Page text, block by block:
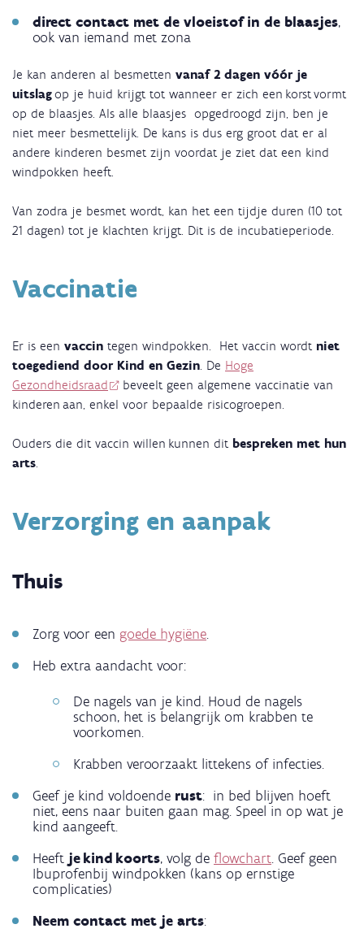
direct contact met de vloeistof in de blaasjes,
ook van iemand met zona
Je kan anderen al besmetten vanaf 2 dagen vóór je
uitslagop je huid krijgt tot wanneer er zich een korst vormt
op de blaasjes. Als alle blaasjes opgedroogd zijn, ben je
niet meer besmettelijk. De kans is dus erg groot dat er al
andere kinderen besmet zijn voordat je ziet dat een kind
windpokken heeft.
Van zodra je besmet wordt, kan het een tijdje duren (10 tot
21 dagen) tot je klachten krijgt. Dit is de incubatieperiode.
Vaccinatie
Er is een vaccin tegen windpokken. Het vaccin wordt niet
toegediend door Kind en Gezin . De Hoge
Gezondheidsraad
beveelt geen algemene vaccinatie van
kinderen aan, enkel voor bepaalde risicogroepen.
Ouders die dit vaccin willen kunnen dit bespreken met hun
arts
Verzorging en aanpak
Thuis
Zorg voor een goede hygiëne.
Heb extra aandacht voor:
De nagels van je kind. Houd de nagels
schoon, het is belangrijk om krabben te
voorkomen.
Krabben veroorzaakt littekens of infecties.
Geef je kind voldoende rust: in bed blijven hoeft
niet, eens naar buiten gaan mag. Speel in op wat je
kind aangeeft.
Heeft je kind koorts, volg de flowchart. Geef geen
Ibuprofenbij windpokken (kans op ernstige
complicaties)
Neem contact met je arts: